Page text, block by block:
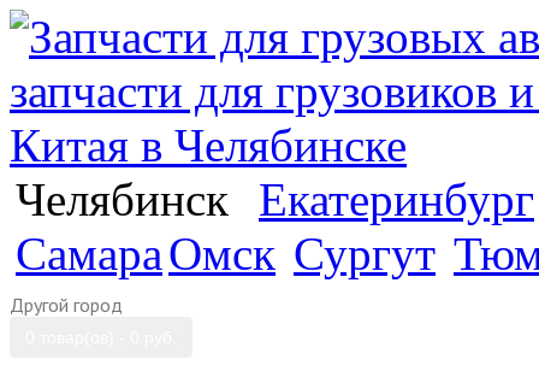
Челябинск
Екатеринбург
СамараОмск Сургут
Другой город